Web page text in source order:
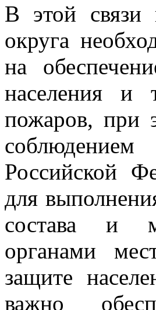
В этой связи
округа
на
населения и
пожаров, при
Российской
для
состава и
органами
защите
важно